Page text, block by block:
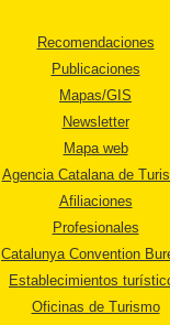
Recomendaciones
Publicaciones
Mapas/GIS
Newsletter
Mapa web
Agencia Catalana de
Afiliaciones
Profesionales
Catalunya Convention
Establecimientos
Oficinas de Turismo